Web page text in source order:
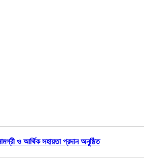
ও আর্থিক সহায়তা প্রদান অনুষ্ঠিত